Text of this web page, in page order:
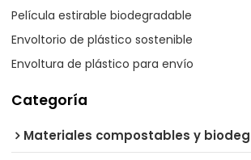
Película estirable biodegradable
Envoltorio de plástico sostenible
Envoltura de plástico para envío
Categoría
Materiales compostables y